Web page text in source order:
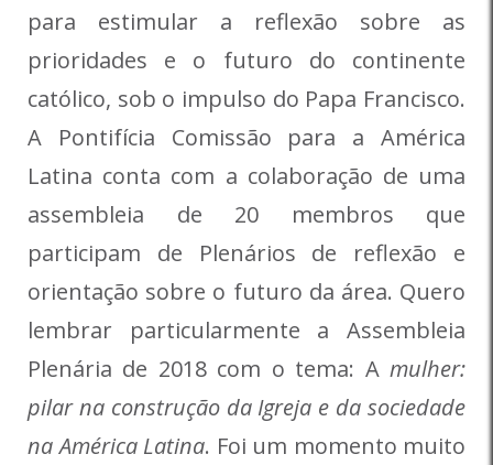
para estimular a reflexão sobre as
prioridades e o futuro do continente
católico, sob o impulso do Papa Francisco.
A Pontifícia Comissão para a América
Latina conta com a colaboração de uma
assembleia de 20 membros que
participam de Plenários de reflexão e
orientação sobre o futuro da área. Quero
lembrar particularmente a Assembleia
Plenária de 2018 com o tema: Amulher:
pilar na construção da Igreja e da sociedade
na América Latina. Foi um momento muito